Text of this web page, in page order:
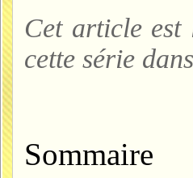
Cet article est
cette série
Sommaire